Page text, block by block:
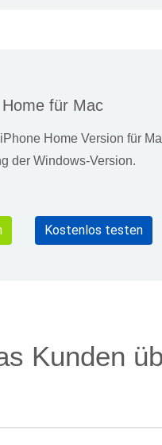
Home für Mac
Home Version für
der Windows-Version.
Kostenlos testen
Kunden